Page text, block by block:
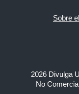
Sobre
2026 Divulga
No